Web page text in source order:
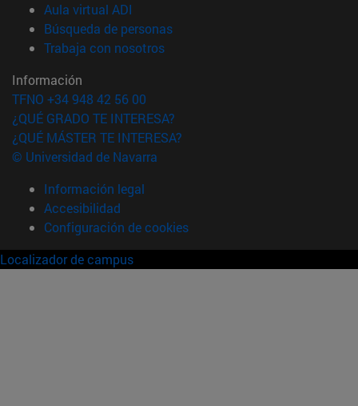
Aula virtual ADI
Búsqueda de personas(abre en nueva ventana)
Trabaja con nosotros(abre en nueva ventana)
Información
TFNO +34 948 42 56 00
¿QUÉ GRADO TE INTERESA?
¿QUÉ MÁSTER TE INTERESA?
© Universidad de Navarra
Información legal
Accesibilidad
Configuración de cookies
Localizador de campus